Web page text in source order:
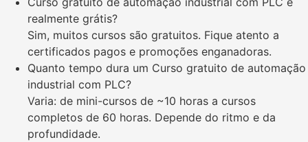
realmente grátis?
Sim, muitos cursos são gratuitos. Fique atento a
certificados pagos e promoções enganadoras.
Quanto tempo dura um Curso gratuito de automação
industrial com PLC?
Varia: de mini-cursos de ~10 horas a cursos
completos de 60 horas. Depende do ritmo e da
profundidade.